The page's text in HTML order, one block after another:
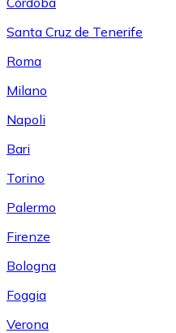
Santa Cruz de Tenerife
Roma
Milano
Napoli
Bari
Torino
Palermo
Firenze
Bologna
Foggia
Verona